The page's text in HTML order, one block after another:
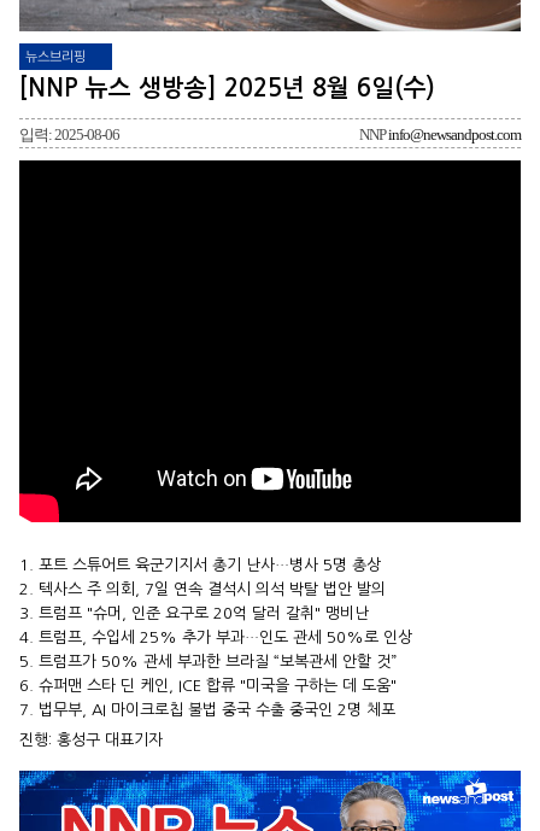
뉴스브리핑
[NNP 뉴스 생방송] 2025년 8월 6일(수)
입력: 2025-08-06 NNPinfo@newsandpost.com
1. 포트 스튜어트 육군기지서 총기 난사…병사 5명 총상
2. 텍사스 주 의회, 7일 연속 결석시 의석 박탈 법안 발의
3. 트럼프 "슈머, 인준 요구로 20억 달러 갈취" 맹비난
4. 트럼프, 수입세 25% 추가 부과…인도 관세 50%로 인상
5. 트럼프가 50% 관세 부과한 브라질 “보복관세 안할 것”
6. 슈퍼맨 스타 딘 케인, ICE 합류 "미국을 구하는 데 도움"
7. 법무부, AI 마이크로칩 불법 중국 수출 중국인 2명 체포
진행: 홍성구 대표기자